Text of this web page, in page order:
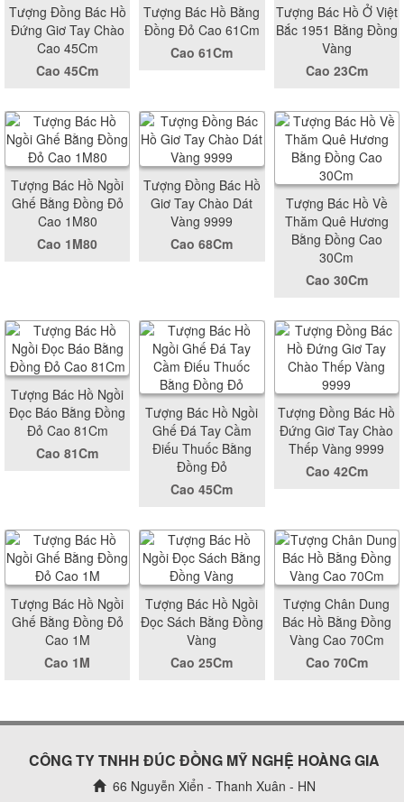
Tượng Đồng Bác Hồ
Đứng Giơ Tay Chào
Cao 45Cm
Cao 45Cm
Tượng Bác Hồ Bằng
Đồng Đỏ Cao 61Cm
Cao 61Cm
Tượng Bác Hồ Ở Việt
Bắc 1951 Bằng Đồng
Vàng
Cao 23Cm
Tượng Bác Hồ Ngồi
Ghế Bằng Đồng Đỏ
Cao 1M80
Cao 1M80
Tượng Đồng Bác Hồ
Giơ Tay Chào Dát
Vàng 9999
Cao 68Cm
Tượng Bác Hồ Về
Thăm Quê Hương
Bằng Đồng Cao
30Cm
Cao 30Cm
Tượng Bác Hồ Ngồi
Đọc Báo Bằng Đồng
Đỏ Cao 81Cm
Cao 81Cm
Tượng Bác Hồ Ngồi
Ghế Đá Tay Cầm
Điếu Thuốc Bằng
Đồng Đỏ
Cao 45Cm
Tượng Đồng Bác Hồ
Đứng Giơ Tay Chào
Thếp Vàng 9999
Cao 42Cm
Tượng Bác Hồ Ngồi
Ghế Bằng Đồng Đỏ
Cao 1M
Cao 1M
Tượng Bác Hồ Ngồi
Đọc Sách Bằng Đồng
Vàng
Cao 25Cm
Tượng Chân Dung
Bác Hồ Bằng Đồng
Vàng Cao 70Cm
Cao 70Cm
CÔNG TY TNHH ĐÚC ĐỒNG MỸ NGHỆ HOÀNG GIA
66 Nguyễn Xiển - Thanh Xuân - HN